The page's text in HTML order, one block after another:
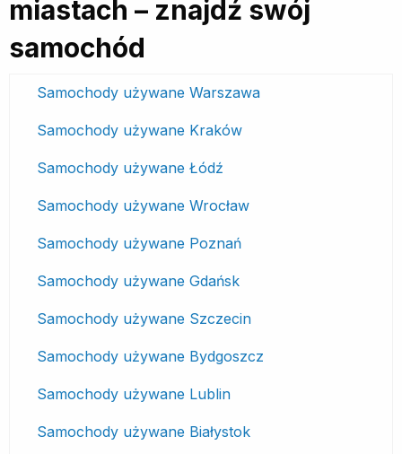
miastach – znajdź swój
samochód
Samochody używane Warszawa
Samochody używane Kraków
Samochody używane Łódź
Samochody używane Wrocław
Samochody używane Poznań
Samochody używane Gdańsk
Samochody używane Szczecin
Samochody używane Bydgoszcz
Samochody używane Lublin
Samochody używane Białystok